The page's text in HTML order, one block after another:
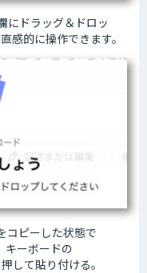
にドラッグ＆ドロッ
感的に操作できます。
コピーした状態で
キーボードの
して貼り付ける。